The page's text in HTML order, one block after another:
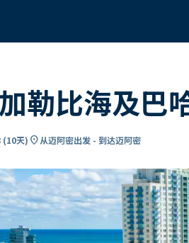
勒比海及巴
(10天) location_on从迈阿密出发 - 到达迈阿密